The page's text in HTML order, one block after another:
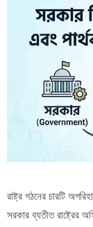
রাষ্ট্র গঠনের চারটি
সরকার ব্যতীত রাষ্ট্রের